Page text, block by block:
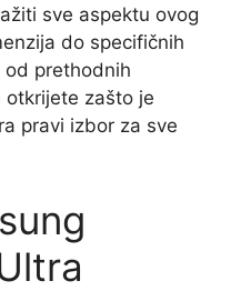
sve aspektu ovog
do specifičnih
prethodnih
otkrijete zašto je
pravi izbor za sve